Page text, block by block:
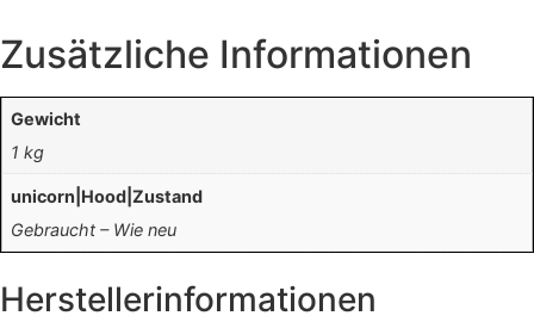
Zusätzliche Informationen
Gewicht
1 kg
unicorn|Hood|Zustand
Gebraucht – Wie neu
Herstellerinformationen